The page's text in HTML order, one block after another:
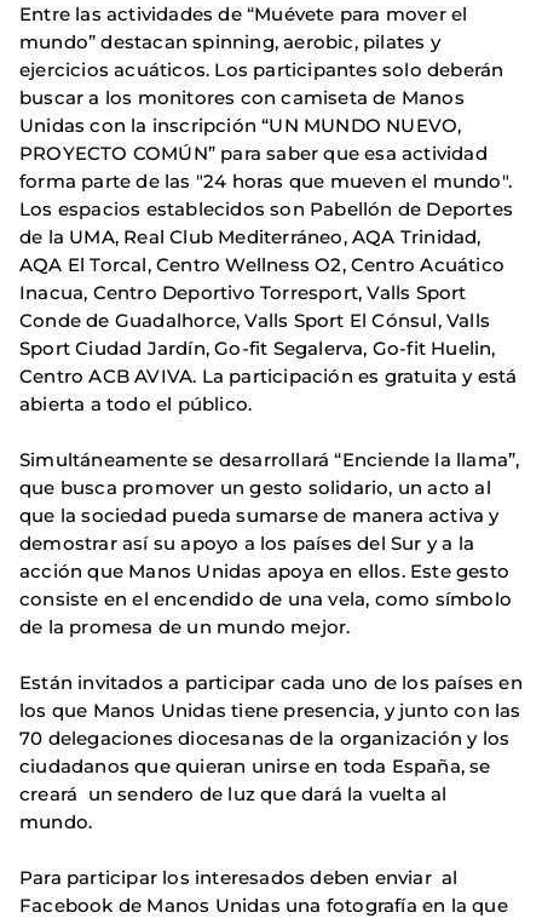
Entre las actividades de “Muévete para mover el
mundo” destacan spinning, aerobic, pilates y
ejercicios acuáticos. Los participantes solo deberán
buscar a los monitores con camiseta de Manos
Unidas con la inscripción “UN MUNDO NUEVO,
PROYECTO COMÚN” para saber que esa actividad
forma parte de las "24 horas que mueven el mundo".
Los espacios establecidos son Pabellón de Deportes
de la UMA, Real Club Mediterráneo, AQA Trinidad,
AQA El Torcal, Centro Wellness O2, Centro Acuático
Inacua, Centro Deportivo Torresport, Valls Sport
Conde de Guadalhorce, Valls Sport El Cónsul, Valls
Sport Ciudad Jardín, Go-fit Segalerva, Go-fit Huelin,
Centro ACB AVIVA. La participación es gratuita y está
abierta a todo el público.
Simultáneamente se desarrollará “Enciende la llama”,
que busca promover un gesto solidario, un acto al
que la sociedad pueda sumarse de manera activa y
demostrar así su apoyo a los países del Sur y a la
acción que Manos Unidas apoya en ellos. Este gesto
consiste en el encendido de una vela, como símbolo
de la promesa de un mundo mejor.
Están invitados a participar cada uno de los países en
los que Manos Unidas tiene presencia, y junto con las
70 delegaciones diocesanas de la organización y los
ciudadanos que quieran unirse en toda España, se
creará un sendero de luz que dará la vuelta al
mundo.
Para participar los interesados deben enviar al
Facebook de Manos Unidas una fotografía en la que